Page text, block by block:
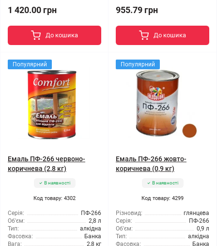
1 420.00 грн
До кошика
955.79 грн
До кошика
Популярний
Емаль ПФ-266 червоно-
коричнева (2,8 кг)
В наявності
Код товару: 4302
Серія:
ПФ-266
Об'єм:
2,8 л
Тип:
алкідна
Фасовка:
Банка
Вага:
2,8 кг
Популярний
Емаль ПФ-266 жовто-
коричнева (0,9 кг)
В наявності
Код товару: 4299
Різновид:
глянцева
Серія:
ПФ-266
Об'єм:
0,9 л
Тип:
алкідна
Фасовка:
Банка